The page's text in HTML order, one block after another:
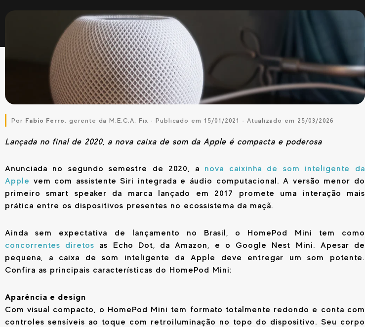
Por Fabio Ferro , gerente da M.E.C.A. Fix · Publicado em 15/01/2021 · Atualizado em 25/03/2026
Lançada no final de 2020, a nova caixa de som da Apple é compacta e poderosa
Anunciada no segundo semestre de 2020, a nova caixinha de som inteligente da
Apple vem com assistente Siri integrada e áudio computacional. A versão menor do
primeiro smart speaker da marca lançado em 2017 promete uma interação mais
prática entre os dispositivos presentes no ecossistema da maçã.
Ainda sem expectativa de lançamento no Brasil, o HomePod Mini tem como
concorrentes diretos as Echo Dot, da Amazon, e o Google Nest Mini. Apesar de
pequena, a caixa de som inteligente da Apple deve entregar um som potente.
Confira as principais características do HomePod Mini:
Aparência e design
Com visual compacto, o HomePod Mini tem formato totalmente redondo e conta com
controles sensíveis ao toque com retroiluminação no topo do dispositivo. Seu corpo